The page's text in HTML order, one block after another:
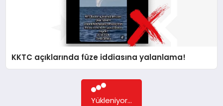
KKTC açıklarında füze iddiasına yalanlama!
Yükleniyor...